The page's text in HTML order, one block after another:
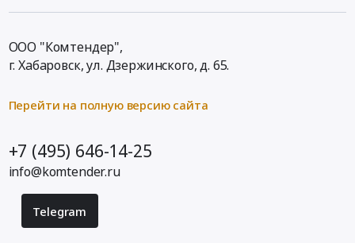
ООО "Комтендер",
г. Хабаровск,ул. Дзержинского, д. 65.
Перейти на полную версию сайта
+7 (495) 646-14-25
info@komtender.ru
Telegram